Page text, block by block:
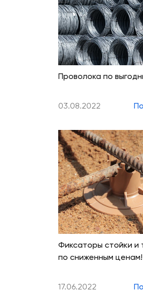
Проволока по
03.08.2022
Фиксаторы стойки и
по сниженным ценам!
17.06.2022